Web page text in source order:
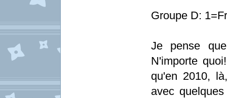
Groupe D:
Je pense
N'importe
qu'en 2010,
avec